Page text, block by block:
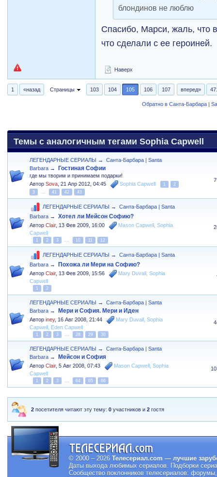
блондинов не люблю
Спасибо, Марси, жаль, что
что сделали с ее героиней.
Наверх
1 «назад Страницы 103 104 105 106 107 вперед»
Обратно в Санта-Барбара |
Темы с аналогичным тегами Sophia Capwell
ЛЕГЕНДАРНЫЕ СЕРИАЛЫ →
Санта-Барбара | Santa
Barbara → Гостиная Софии
где мы творим и принимаем подарки!
АвторSova ,21 Апр 2012, 04:45 Sophia Capwell 1
2
3
... 41 42 43
ЛЕГЕНДАРНЫЕ СЕРИАЛЫ →
Санта-Барбара | Santa
Barbara → Хотел ли Мейсон Софию?
АвторClair, 13 Фев 2009, 16:00 Mason Capwell ,Sophia
Capwell
1 2 3 ... 10 11 12
ЛЕГЕНДАРНЫЕ СЕРИАЛЫ →
Санта-Барбара | Santa
Barbara → Похожа ли Мери на Софию?
АвторClair, 13 Фев 2009, 15:56 Mary Duvall ,Sophia
Capwell
1 2
ЛЕГЕНДАРНЫЕ СЕРИАЛЫ →
Санта-Барбара | Santa
Barbara → Мери и София. Мери и Иден
Авторiney, 16 Авг 2008, 21:44 Mary Duvall ,Sophia
Capwell Eden Capwell
1 2 3 ... 28 29 30
ЛЕГЕНДАРНЫЕ СЕРИАЛЫ →
Санта-Барбара | Santa
Barbara → Мейсон и София
АвторClair,5 Авг 2008, 07:43 Mason Capwell ,Sophia
Capwell
1 2 3 ... 64 65 66
2 посетителя читают эту тему:0 участников и2 гостя
© 2000 – 2026 Телесериал.com — лучшие
Даты выхода любимых сериалов. Подборки
Сообщество поклонников телесериалов: